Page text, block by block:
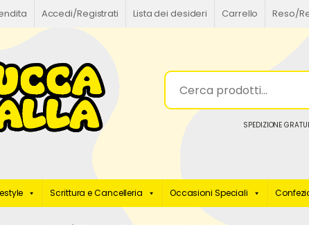
Accedi/Registrati Lista dei desideri Carrello Reso/
SPEDIZIONE
Scrittura e Cancelleria Occasioni Speciali